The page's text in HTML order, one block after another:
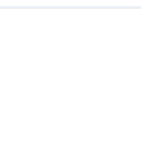
マ」枠で放送の
日突然伝説の殺